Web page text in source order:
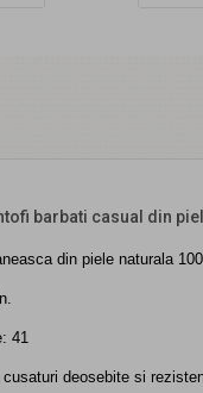
barbati casual din
din piele naturala
41
deosebite si